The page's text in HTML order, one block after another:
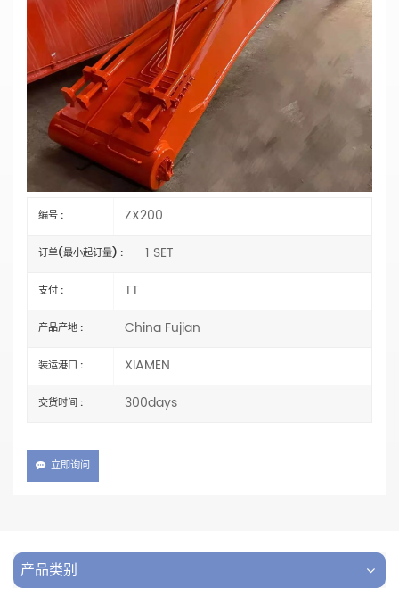
主要参数
型号：ZX200
类型：
长臂挖掘机
长度：15米
材料：Q355B 或 Q690D
状态：全新
机械臂气缸类型：外贸类型（外国）
规格：OEM
水桶容量：选择
认证： CE、ISO9001:2000
编号 : ZX200
订单(最小起订量) : 1 SET
支付 : TT
产品产地 : China Fujian
装运港口 : XIAMEN
交货时间 : 300days
立即询问
产品类别